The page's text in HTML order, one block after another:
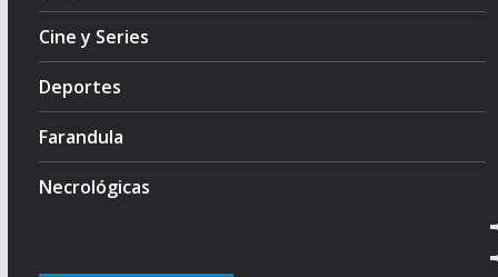
Cine y Series
Deportes
Farandula
Necrológicas